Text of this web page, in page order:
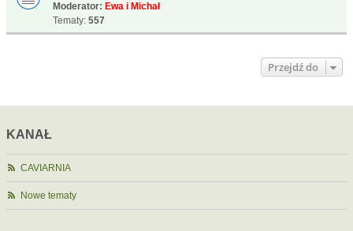
Moderator: Ewa i Michał
Tematy: 557
Przejdź do
KANAŁ
CAVIARNIA
Nowe tematy